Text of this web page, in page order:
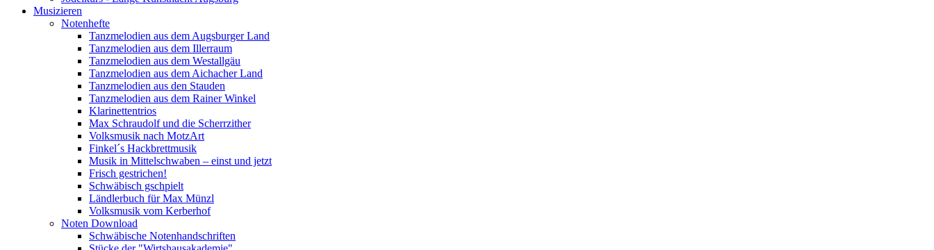
Musizieren
Notenhefte
Tanzmelodien aus dem Augsburger Land
Tanzmelodien aus dem Illerraum
Tanzmelodien aus dem Westallgäu
Tanzmelodien aus dem Aichacher Land
Tanzmelodien aus den Stauden
Tanzmelodien aus dem Rainer Winkel
Klarinettentrios
Max Schraudolf und die Scherrzither
Volksmusik nach MotzArt
Finkel´s Hackbrettmusik
Musik in Mittelschwaben – einst und jetzt
Frisch gestrichen!
Schwäbisch gschpielt
Ländlerbuch für Max Münzl
Volksmusik vom Kerberhof
Noten Download
Schwäbische Notenhandschriften